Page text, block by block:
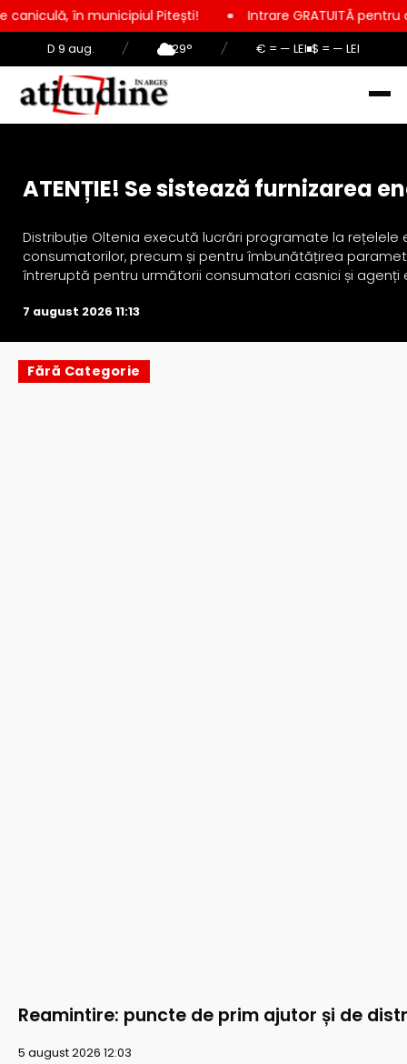
D 9 aug. / 29° / € = — LEI $ = — LEI
în municipiul Pitești! Intrare GRATUITĂ pentru copii,
ATENȚIE! Se sistează furnizarea
Distribuție Oltenia execută lucrări programate la
consumatorilor, precum și pentru îmbunătățirea
întreruptă pentru următorii consumatori casnici și agenți
7 august 2026 11:13
Fără Categorie
Reamintire: puncte de prim ajutor și de
5 august 2026 12:03